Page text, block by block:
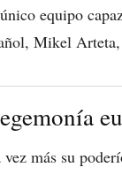
equipo
Mikel
más su